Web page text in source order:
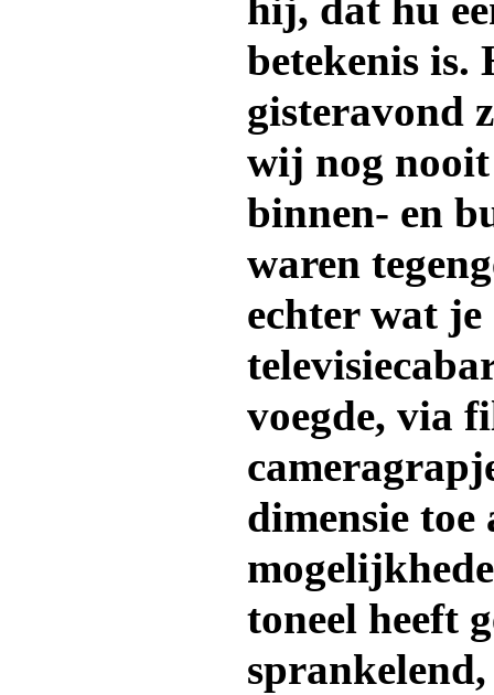
hij, dat hu
betekenis is.
gisteravond
wij nog
binnen- en
waren
echter wat je
voegde, via
dimensie toe
toneel heeft